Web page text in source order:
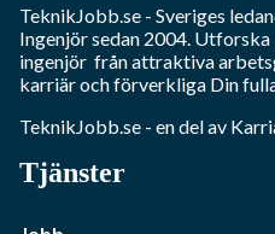
TeknikJobb.se - Sveriges
Ingenjörsedan 2004.
ingenjör från attraktiva
karriär och förverkliga Din
TeknikJobb.se - en del av
Tjänster